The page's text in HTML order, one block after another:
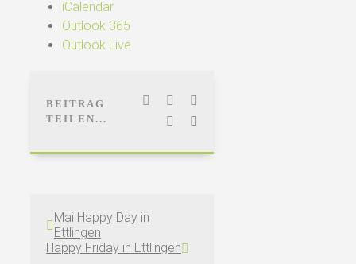
iCalendar
Outlook 365
Outlook Live
BEITRAG
TEILEN...
FacebookLinkedIn
Pinterest
Mai Happy Day in
Ettlingen
Happy Friday in Ettlingen